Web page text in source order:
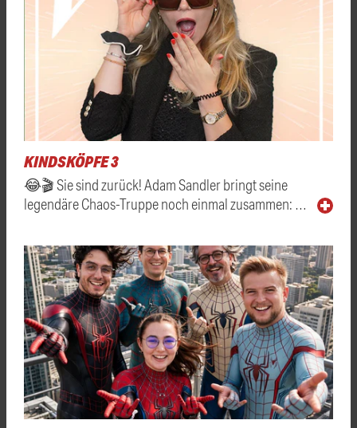
KINDSKÖPFE 3
😂🎬 Sie sind zurück! Adam Sandler bringt seine
legendäre Chaos-Truppe noch einmal zusammen: …